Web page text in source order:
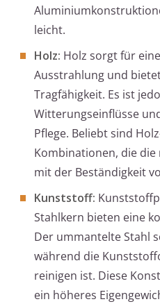
leicht.
Holz: Holz sorgt für
Ausstrahlung und
Tragfähigkeit. Es ist
Witterungseinflüsse
Pflege. Beliebt sind
Kombinationen, die
mit der Beständigkeit
Kunststoff:
Stahlkern bieten eine
Der ummantelte Stahl
während die
reinigen ist. Diese
ein höheres